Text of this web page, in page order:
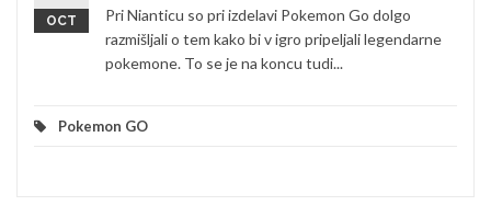
OCT
Pri Nianticu so pri izdelavi Pokemon Go dolgo
razmišljali o tem kako bi v igro pripeljali legendarne
pokemone. To se je na koncu tudi...
Pokemon GO